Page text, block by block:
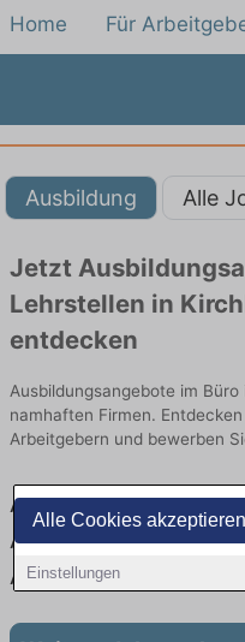
Alle Cookies akzeptieren
Einstellungen
Home Für
Ausbildung Alle
Jetzt
Lehrstellen in
entdecken
Ausbildungsangebote im
namhaften Firmen.
Arbeitgebern und bewerben
Ausbildung in
Aktuell gibt es keine
Ausbildung in